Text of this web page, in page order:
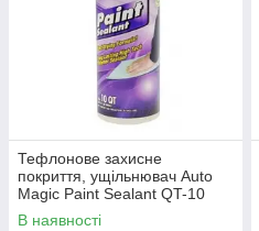
Тефлонове захисне
покриття, ущільнювач Auto
Magic Paint Sealant QT-10
0.946 мл
В наявності